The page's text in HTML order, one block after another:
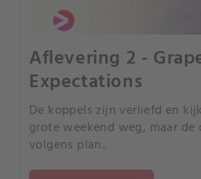
Aflevering 2 -
Expectations
De koppels zijn verliefd en
grote weekend weg, maar
volgens plan..